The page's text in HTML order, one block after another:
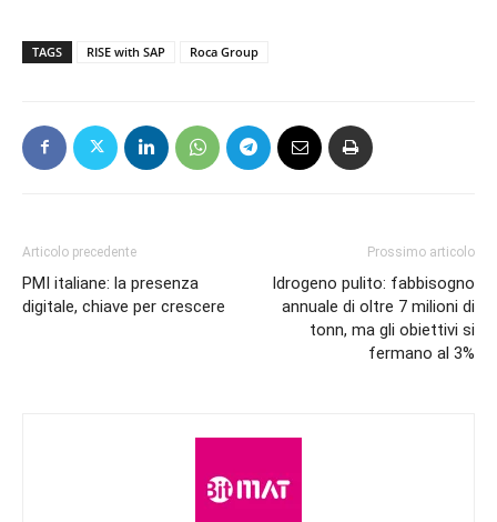
TAGS RISE with SAP Roca Group
Articolo precedente
PMI italiane: la presenza
digitale, chiave per crescere
Prossimo articolo
Idrogeno pulito: fabbisogno
annuale di oltre 7 milioni di
tonn, ma gli obiettivi si
fermano al 3%